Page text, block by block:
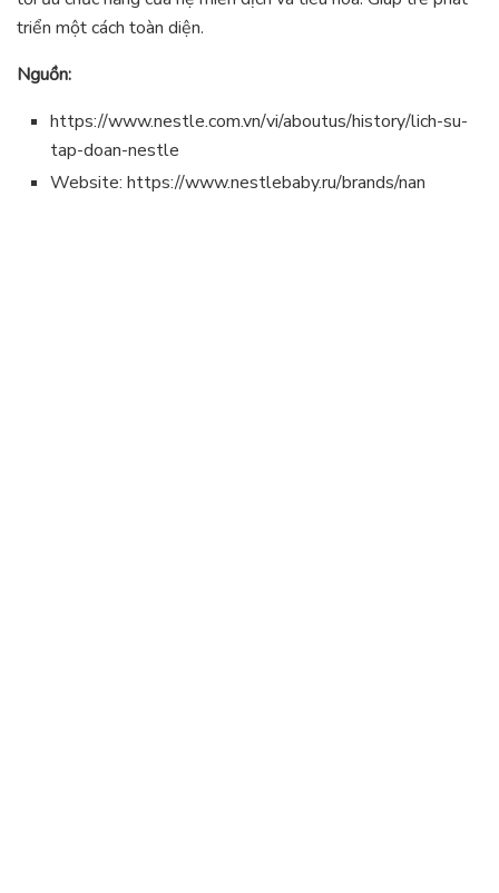
triển một cách toàn diện.
Nguồn:
https://www.nestle.com.vn/vi/aboutus/history/lich-su-
tap-doan-nestle
Website: https://www.nestlebaby.ru/brands/nan